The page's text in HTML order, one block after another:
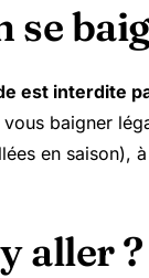
se
est interdite
baigner
en saison),
aller ?